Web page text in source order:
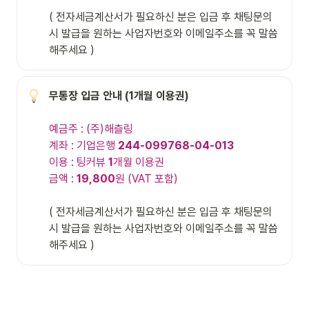
( 전자세금계산서가 필요하신 분은 입금 후 채팅문의
시 발급을 원하는 사업자번호와 이메일주소를 꼭 말씀
해주세요 )
예금주 : (주)해츨링
계좌 : 기업은행 244-099768-04-013
이용 : 팅커뷰 1개월 이용권
금액 : 19,800원 (VAT 포함)
( 전자세금계산서가 필요하신 분은 입금 후 채팅문의
시 발급을 원하는 사업자번호와 이메일주소를 꼭 말씀
해주세요 )